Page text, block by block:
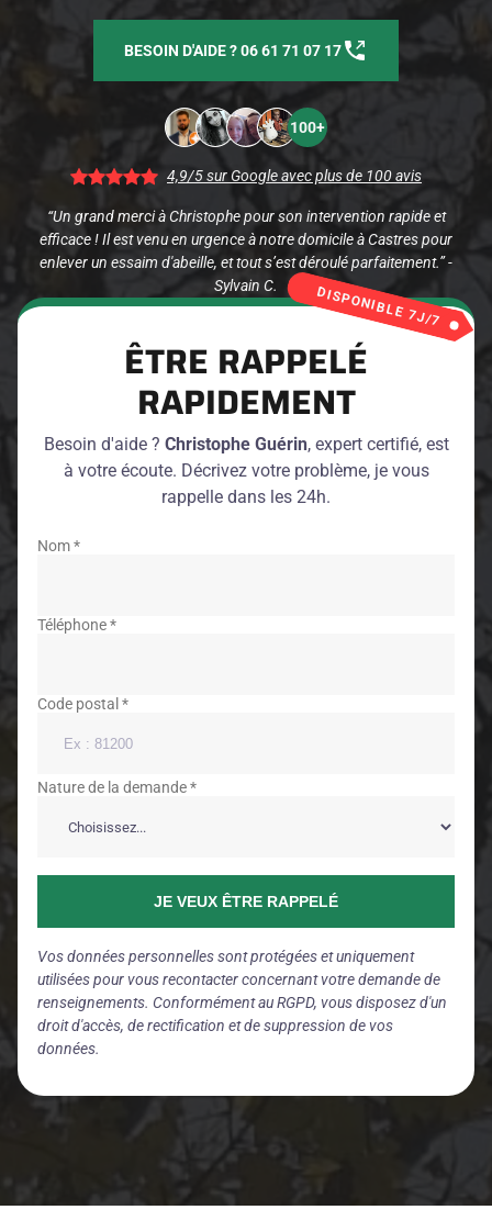
BESOIN D'AIDE ? 06 61 71 07 17
100+
4,9/5 sur Google avec plus de 100 avis
“Un grand merci à Christophe pour son intervention rapide et
efficace ! Il est venu en urgence à notre domicile à Castres pour
enlever un essaim d'abeille, et tout s’est déroulé parfaitement.” -
Sylvain C.
DISPONIBLE 7J/7
ÊTRE RAPPELÉ
RAPIDEMENT
Besoin d'aide ? Christophe Guérin, expert certifié, est
à votre écoute. Décrivez votre problème, je vous
rappelle dans les 24h.
Ne remplissez pas ce champ si vous êtes humain :
Nom *
Téléphone *
Code postal *
Nature de la demande *
JE VEUX ÊTRE RAPPELÉ
Vos données personnelles sont protégées et uniquement
utilisées pour vous recontacter concernant votre demande de
renseignements. Conformément au RGPD, vous disposez d'un
droit d'accès, de rectification et de suppression de vos
données.